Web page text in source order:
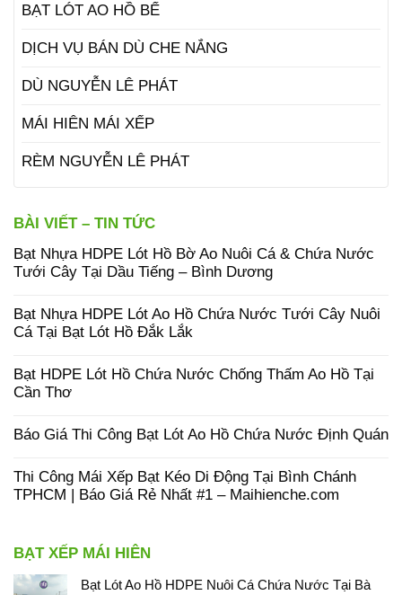
BẠT LÓT AO HỒ BỂ
DỊCH VỤ BÁN DÙ CHE NẮNG
DÙ NGUYỄN LÊ PHÁT
MÁI HIÊN MÁI XẾP
RÈM NGUYỄN LÊ PHÁT
BÀI VIẾT – TIN TỨC
Bạt Nhựa HDPE Lót Hồ Bờ Ao Nuôi Cá & Chứa Nước
Tưới Cây Tại Dầu Tiếng – Bình Dương
Bạt Nhựa HDPE Lót Ao Hồ Chứa Nước Tưới Cây Nuôi
Cá Tại Bạt Lót Hồ Đắk Lắk
Bạt HDPE Lót Hồ Chứa Nước Chống Thấm Ao Hồ Tại
Cần Thơ
Báo Giá Thi Công Bạt Lót Ao Hồ Chứa Nước Định Quán
Thi Công Mái Xếp Bạt Kéo Di Động Tại Bình Chánh
TPHCM | Báo Giá Rẻ Nhất #1 – Maihienche.com
BẠT XẾP MÁI HIÊN
Bạt Lót Ao Hồ HDPE Nuôi Cá Chứa Nước Tại Bà